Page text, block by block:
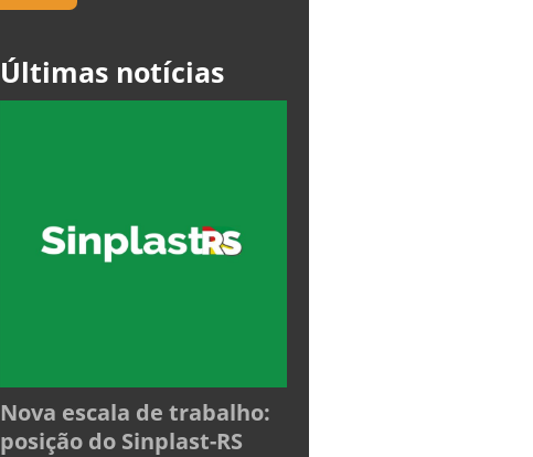
Últimas notícias
Nova escala de trabalho:
posição do Sinplast-RS